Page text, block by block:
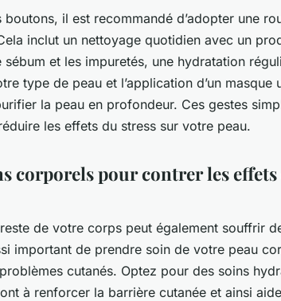
boutons, il est recommandé d’adopter une
inclut un nettoyage quotidien avec un
sébum et les impuretés, une hydratation
type de peau et l’application d’un masque
la peau en profondeur. Ces gestes
les effets du stress sur votre peau.
corporels pour contrer les
de votre corps peut également souffrir
important de prendre soin de votre peau
cutanés. Optez pour des soins
à renforcer la barrière cutanée et ainsi